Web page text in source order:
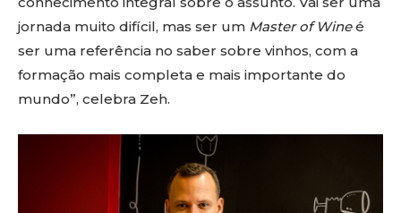
jornada muito difícil, mas ser um Master of Wineé
ser uma referência no saber sobre vinhos, com a
formação mais completa e mais importante do
mundo”, celebra Zeh.